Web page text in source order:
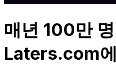
매년 100만
Laters.com